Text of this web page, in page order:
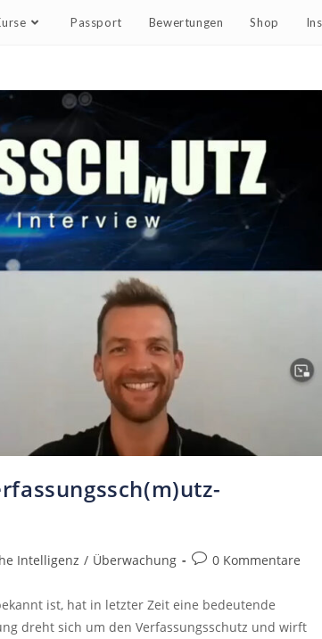
Passport Bewertungen Shop
Intelligenz / Überwachung 0 Kommentare
ist, hat in letzter Zeit eine bedeutende
dreht sich um den Verfassungsschutz und wirft